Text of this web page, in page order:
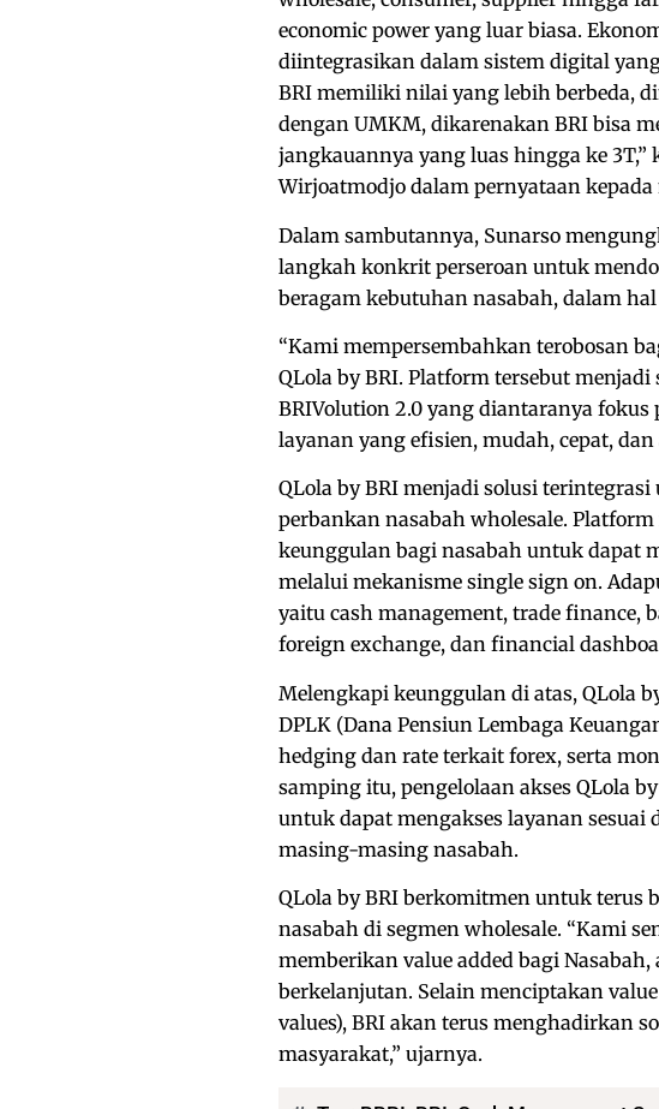
economic power yang luar biasa.
diintegrasikan dalam sistem digital
BRI memiliki nilai yang lebih berbeda,
dengan UMKM, dikarenakan BRI bisa
jangkauannya yang luas hingga ke
Wirjoatmodjo dalam pernyataan kepada
Dalam sambutannya, Sunarso
langkah konkrit perseroan untuk
beragam kebutuhan nasabah, dalam
“Kami mempersembahkan terobosan
QLola by BRI. Platform tersebut
BRIVolution 2.0 yang diantaranya
layanan yang efisien, mudah, cepat,
QLola by BRI menjadi solusi
perbankan nasabah wholesale.
keunggulan bagi nasabah untuk dapat
melalui mekanisme single sign on.
yaitu cash management, trade finance,
foreign exchange, dan financial
Melengkapi keunggulan di atas, QLola
DPLK (Dana Pensiun Lembaga
hedging dan rate terkait forex, serta
samping itu, pengelolaan akses QLola
untuk dapat mengakses layanan
masing-masing nasabah.
QLola by BRI berkomitmen untuk terus
nasabah di segmen wholesale. “Kami
memberikan value added bagi
berkelanjutan. Selain menciptakan
values), BRI akan terus menghadirkan
masyarakat,” ujarnya.